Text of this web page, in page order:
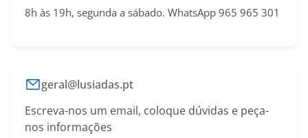
8h às 19h, segunda a sábado. WhatsApp 965 965 301
geral@lusiadas.pt
Escreva-nos um email, coloque dúvidas e peça-
nos informações